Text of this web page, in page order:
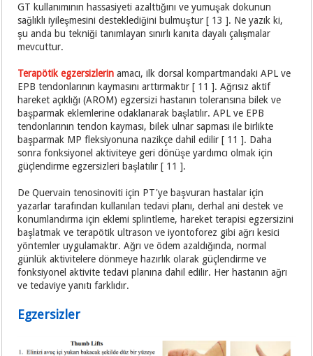
GT kullanımının hassasiyeti azalttığını ve yumuşak dokunun
sağlıklı iyileşmesini desteklediğini bulmuştur [ 13 ]. Ne yazık ki,
şu anda bu tekniği tanımlayan sınırlı kanıta dayalı çalışmalar
mevcuttur.
Terapötik egzersizlerin amacı, ilk dorsal kompartmandaki APL ve
EPB tendonlarının kaymasını arttırmaktır [ 11 ]. Ağrısız aktif
hareket açıklığı (AROM) egzersizi hastanın toleransına bilek ve
başparmak eklemlerine odaklanarak başlatılır. APL ve EPB
tendonlarının tendon kayması, bilek ulnar sapması ile birlikte
başparmak MP fleksiyonuna nazikçe dahil edilir [ 11 ]. Daha
sonra fonksiyonel aktiviteye geri dönüşe yardımcı olmak için
güçlendirme egzersizleri başlatılır [ 11 ].
De Quervain tenosinoviti için PT'ye başvuran hastalar için
yazarlar tarafından kullanılan tedavi planı, derhal ani destek ve
konumlandırma için eklemi splintleme, hareket terapisi egzersizini
başlatmak ve terapötik ultrason ve iyontoforez gibi ağrı kesici
yöntemler uygulamaktır. Ağrı ve ödem azaldığında, normal
günlük aktivitelere dönmeye hazırlık olarak güçlendirme ve
fonksiyonel aktivite tedavi planına dahil edilir. Her hastanın ağrı
ve tedaviye yanıtı farklıdır.
Egzersizler